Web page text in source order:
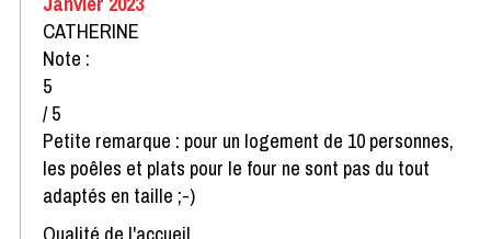
CATHERINE
Note :
5
/ 5
Petite remarque : pour un logement de 10 personnes,
les poêles et plats pour le four ne sont pas du tout
adaptés en taille ;-)